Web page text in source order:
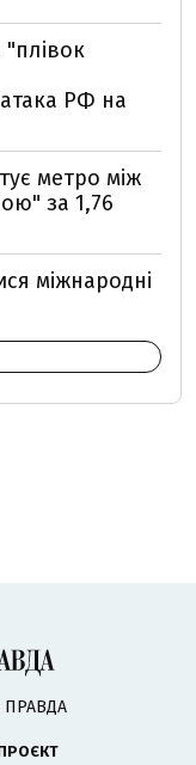
РФ на
метро між
за 1,76
міжнародні
ПРАВДА